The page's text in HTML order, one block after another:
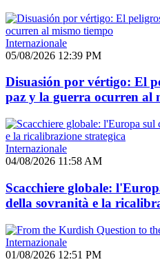
Internazionale
05/08/2026 12:39 PM
Disuasión por vértigo: El
paz y la guerra ocurren al
Internazionale
04/08/2026 11:58 AM
Scacchiere globale:
della sovranità e la
Internazionale
01/08/2026 12:51 PM